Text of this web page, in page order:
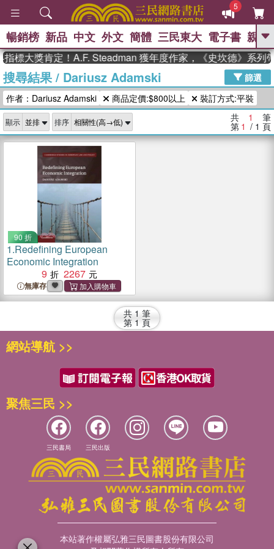
5
GO
熱搜： 東野圭吾 The Odyssey 、
父親節 、 如果歷史是一群喵 、 暑期
推薦 、 國際布克獎 臺灣漫遊錄 、 方
念華 、 台灣的李登輝時代 、 數學女
孩：黎曼猜想
偉大的迷走神經
暢銷榜 新品 中文 外文 簡體 三民東大 電子書 親子
標大獎肯定！A.F. Steadman 獲年度作家，《史坎德》系列
搜尋結果/ Dariusz Adamski
篩選
作者：Dariusz Adamski
商品定價:$800以上 裝訂方式:平裝
顯示 排序 共 1 筆
第 1 / 1 頁
90 折
1.Redefining European
Economic Integration
9
2267
無庫存
共 1 筆
第 1 頁
網站導航 >>
聚焦三民 >>
三民書局 三民出版
本站著作權屬弘雅三民圖書股份有限公司